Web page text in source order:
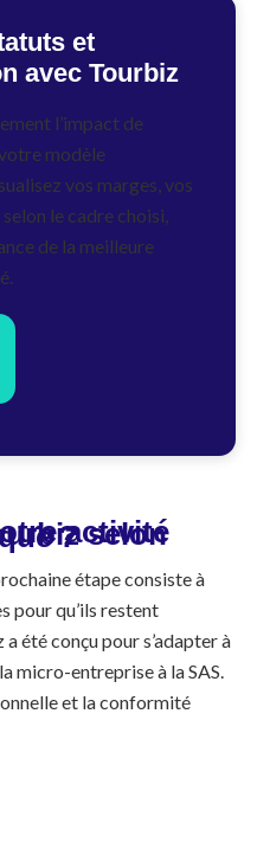
et
avec Tourbiz
l’impact de
modèle
vos marges, vos
le cadre choisi,
de la meilleure
statut juridique ?
étape consiste à
pour qu’ils restent
été conçu pour s’adapter à
micro-entreprise à la SAS.
et la conformité